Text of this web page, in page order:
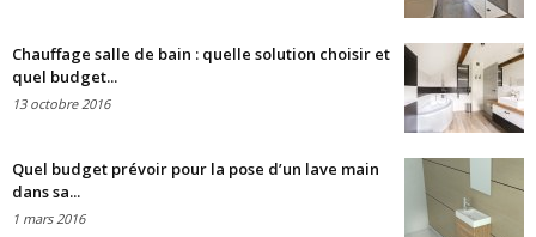
Chauffage salle de bain : quelle solution choisir et
quel budget...
13 octobre 2016
Quel budget prévoir pour la pose d’un lave main
dans sa...
1 mars 2016